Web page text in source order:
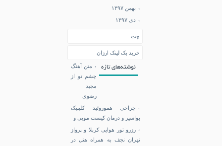
بهمن ۱۳۹۷
دی ۱۳۹۷
چت
خرید بک لینک ارزان
نوشته‌های تازه
متن آهنگ
چشم تو از
مجید
رضوی
جراحی هموروئید کلینیک
بواسیر و درمان کیست مویی و
رزرو تور هوایی کربلا و پرواز
تهران نجف به همراه هتل در